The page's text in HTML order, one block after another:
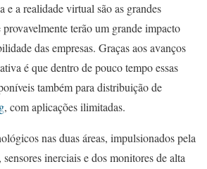
e a realidade virtual são as grandes
terão um grande impacto
das empresas. Graças aos avanços
é que dentro de pouco tempo essas
também para distribuição de
, com aplicações ilimitadas.
nas duas áreas, impulsionados pela
inerciais e dos monitores de alta